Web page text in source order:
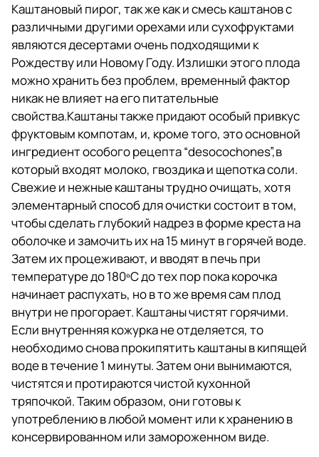
Каштановый пирог, так же как и смесь каштанов с
различными другими орехами или сухофруктами
являются десертами очень подходящими к
Рождеству или Новому Году. Излишки этого плода
можно хранить без проблем, временный фактор
никак не влияет на его питательные
свойства.Каштаны также придают особый привкус
фруктовым компотам, и, кроме того, это основной
ингредиент особого рецепта “desocochones”,в
который входят молоко, гвоздика и щепотка соли.
Свежие и нежные каштаны трудно очищать, хотя
элементарный способ для очистки состоит в том,
чтобы сделать глубокий надрез в форме креста на
оболочке и замочить их на 15 минут в горячей воде.
Затем их процеживают, и вводят в печь при
температуре до 180ºC до тех пор пока корочка
начинает распухать, но в то же время сам плод
внутри не прогорает. Каштаны чистят горячими.
Если внутренняя кожурка не отделяется, то
необходимо снова прокипятить каштаны в кипящей
воде в течение 1 минуты. Затем они вынимаются,
чистятся и протираются чистой кухонной
тряпочкой. Таким образом, они готовы к
употреблению в любой момент или к хранению в
консервированном или замороженном виде.